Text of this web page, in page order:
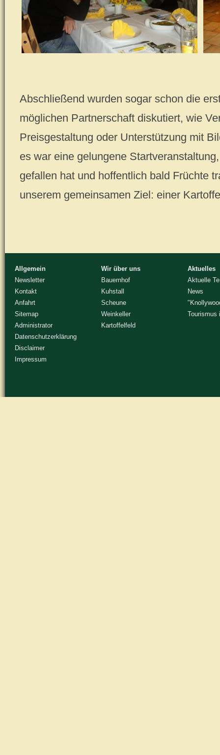
Abschließend wurden sogar schon die
möglichen Partnerschaft diskutiert, wie
Preisgestaltung oder Unterstützung mit
es war eine gelungene
gefallen hat und hoffentlich bald Früchte
unserem gemeinsamen Ziel: einer
Allgemein
Newsletter
Kontakt
Anfahrt
Sitemap
Administrator
Datenschutzerklärung
Disclaimer
Impressum
Wir über uns
Bauernhof
Kuhstall
Scheune
Weinkeller
Kartoffelfeld
Aktuelles
Aktuelle
News
Tourismus